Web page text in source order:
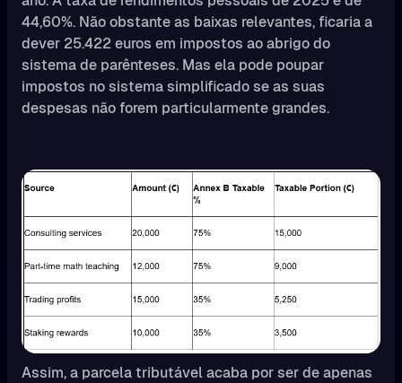
44,60%. Não obstante as baixas relevantes, ficaria a
dever 25.422 euros em impostos ao abrigo do
sistema de parênteses. Mas ela pode poupar
impostos no sistema simplificado se as suas
despesas não forem particularmente grandes.
Assim, a parcela tributável acaba por ser de apenas